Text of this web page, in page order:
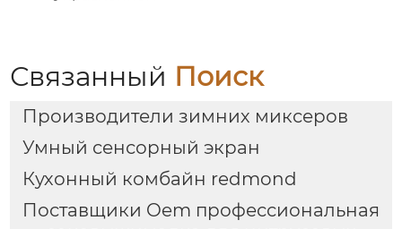
Связанный Поиск
Производители зимних миксеров
Умный сенсорный экран
Кухонный комбайн redmond
Поставщики Oem профессиональная